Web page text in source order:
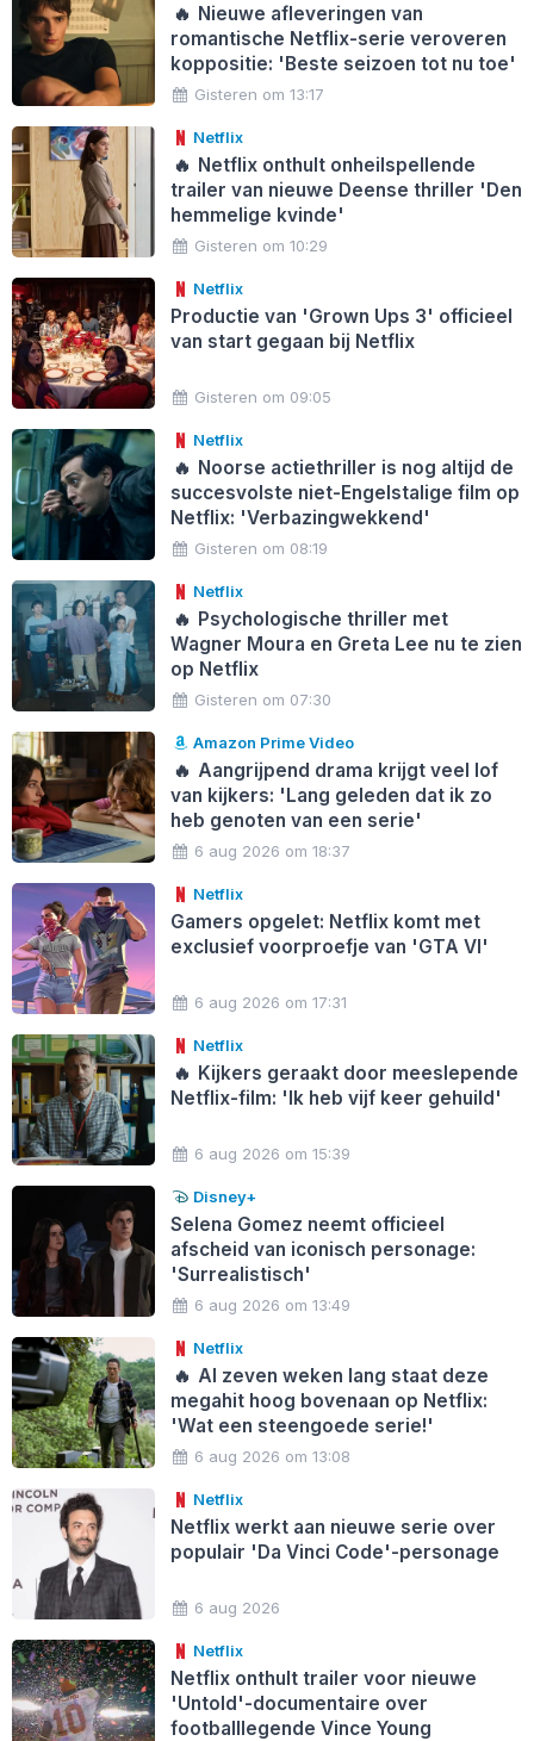
🔥 Nieuwe afleveringen van
romantische Netflix-serie veroveren
koppositie: 'Beste seizoen tot nu toe'
Gisteren om 13:17
Netflix
🔥 Netflix onthult onheilspellende
trailer van nieuwe Deense thriller 'Den
hemmelige kvinde'
Gisteren om 10:29
Netflix
Productie van 'Grown Ups 3' officieel
van start gegaan bij Netflix
Gisteren om 09:05
Netflix
🔥 Noorse actiethriller is nog altijd de
succesvolste niet-Engelstalige film op
Netflix: 'Verbazingwekkend'
Gisteren om 08:19
Netflix
🔥 Psychologische thriller met
Wagner Moura en Greta Lee nu te zien
op Netflix
Gisteren om 07:30
Amazon Prime Video
🔥 Aangrijpend drama krijgt veel lof
van kijkers: 'Lang geleden dat ik zo
heb genoten van een serie'
6 aug 2026 om 18:37
Netflix
Gamers opgelet: Netflix komt met
exclusief voorproefje van 'GTA VI'
6 aug 2026 om 17:31
Netflix
🔥 Kijkers geraakt door meeslepende
Netflix-film: 'Ik heb vijf keer gehuild'
6 aug 2026 om 15:39
Disney+
Selena Gomez neemt officieel
afscheid van iconisch personage:
'Surrealistisch'
6 aug 2026 om 13:49
Netflix
🔥 Al zeven weken lang staat deze
megahit hoog bovenaan op Netflix:
'Wat een steengoede serie!'
6 aug 2026 om 13:08
Netflix
Netflix werkt aan nieuwe serie over
populair 'Da Vinci Code'-personage
6 aug 2026
Netflix
Netflix onthult trailer voor nieuwe
'Untold'-documentaire over
footballlegende Vince Young